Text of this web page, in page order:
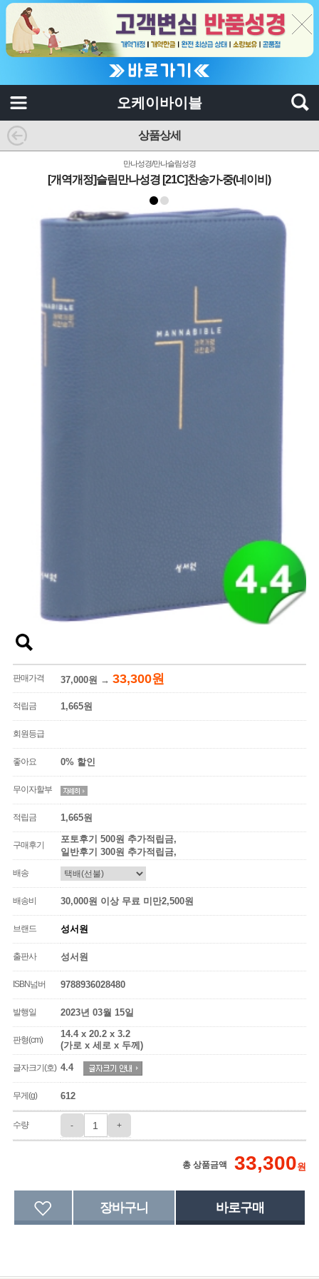
오케이바이블
상품상세
만나성경/만나슬림성경
[개역개정]슬림만나성경 [21C]찬송가-중(네이비)
판매가격 37,000원 → 33,300원
적립금 1,665원
회원등급
좋아요 0% 할인
무이자할부
적립금 1,665원
구매후기
포토후기 500원 추가적립금,
일반후기 300원 추가적립금,
배송
배송비 30,000원 이상 무료 미만2,500원
브랜드 성서원
출판사 성서원
ISBN넘버 9788936028480
발행일 2023년 03월 15일
판형(cm)
14.4 x 20.2 x 3.2
(가로 x 세로 x 두께)
글자크기(호) 4.4
무게(g) 612
수량 - +
총 상품금액 33,300원